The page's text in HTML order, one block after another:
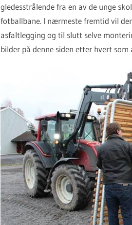
gledesstrålende fra en av de unge
fotballbane. I nærmeste fremtid vil
asfaltlegging og til slutt selve
bilder på denne siden etter hvert